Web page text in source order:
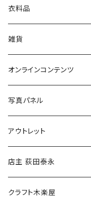
娯楽・エンターテインメント
古書セット
美術
衣料品
POLEWARDS
Tシャツ
雑貨
バッグ
ブックカバー
マグカップ
傘
食料品
オンラインコンテンツ
冒険クロストーク
写真パネル
アウトレット
店主 荻田泰永
書籍
クラフト木楽屋